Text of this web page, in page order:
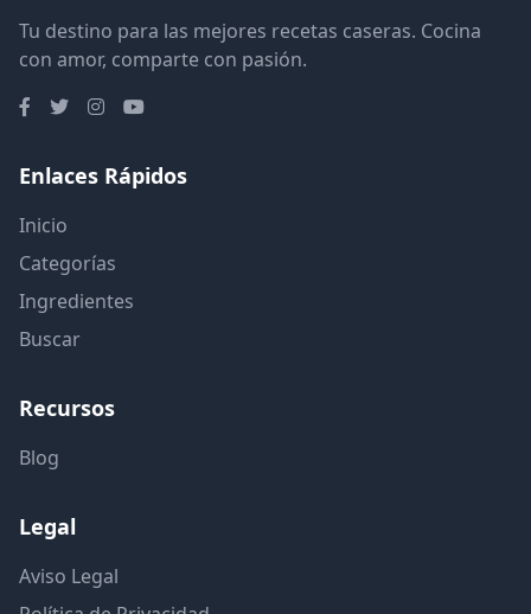
Tu destino para las mejores recetas caseras. Cocina
con amor, comparte con pasión.
Enlaces Rápidos
Inicio
Categorías
Ingredientes
Buscar
Recursos
Blog
Legal
Aviso Legal